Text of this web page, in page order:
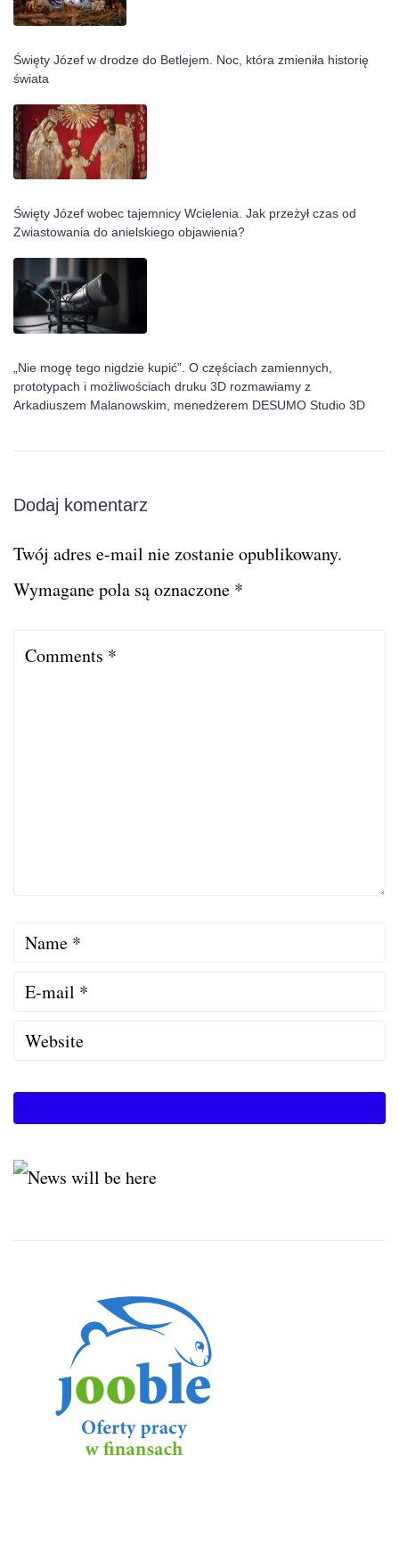
Święty Józef w drodze do Betlejem. Noc, która zmieniła historię
świata
Święty Józef wobec tajemnicy Wcielenia. Jak przeżył czas od
Zwiastowania do anielskiego objawienia?
„Nie mogę tego nigdzie kupić”. O częściach zamiennych,
prototypach i możliwościach druku 3D rozmawiamy z
Arkadiuszem Malanowskim, menedżerem DESUMO Studio 3D
Dodaj komentarz
Twój adres e-mail nie zostanie opublikowany.
Wymagane pola są oznaczone *